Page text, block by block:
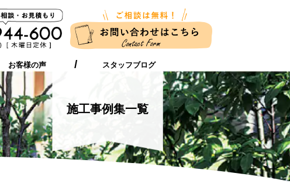
お客様の声 スタッフブログ
新築に伴う
外構工事をお考えの方へ
ガーデンリフォーム
をお考えの方へ
施工事例集一覧